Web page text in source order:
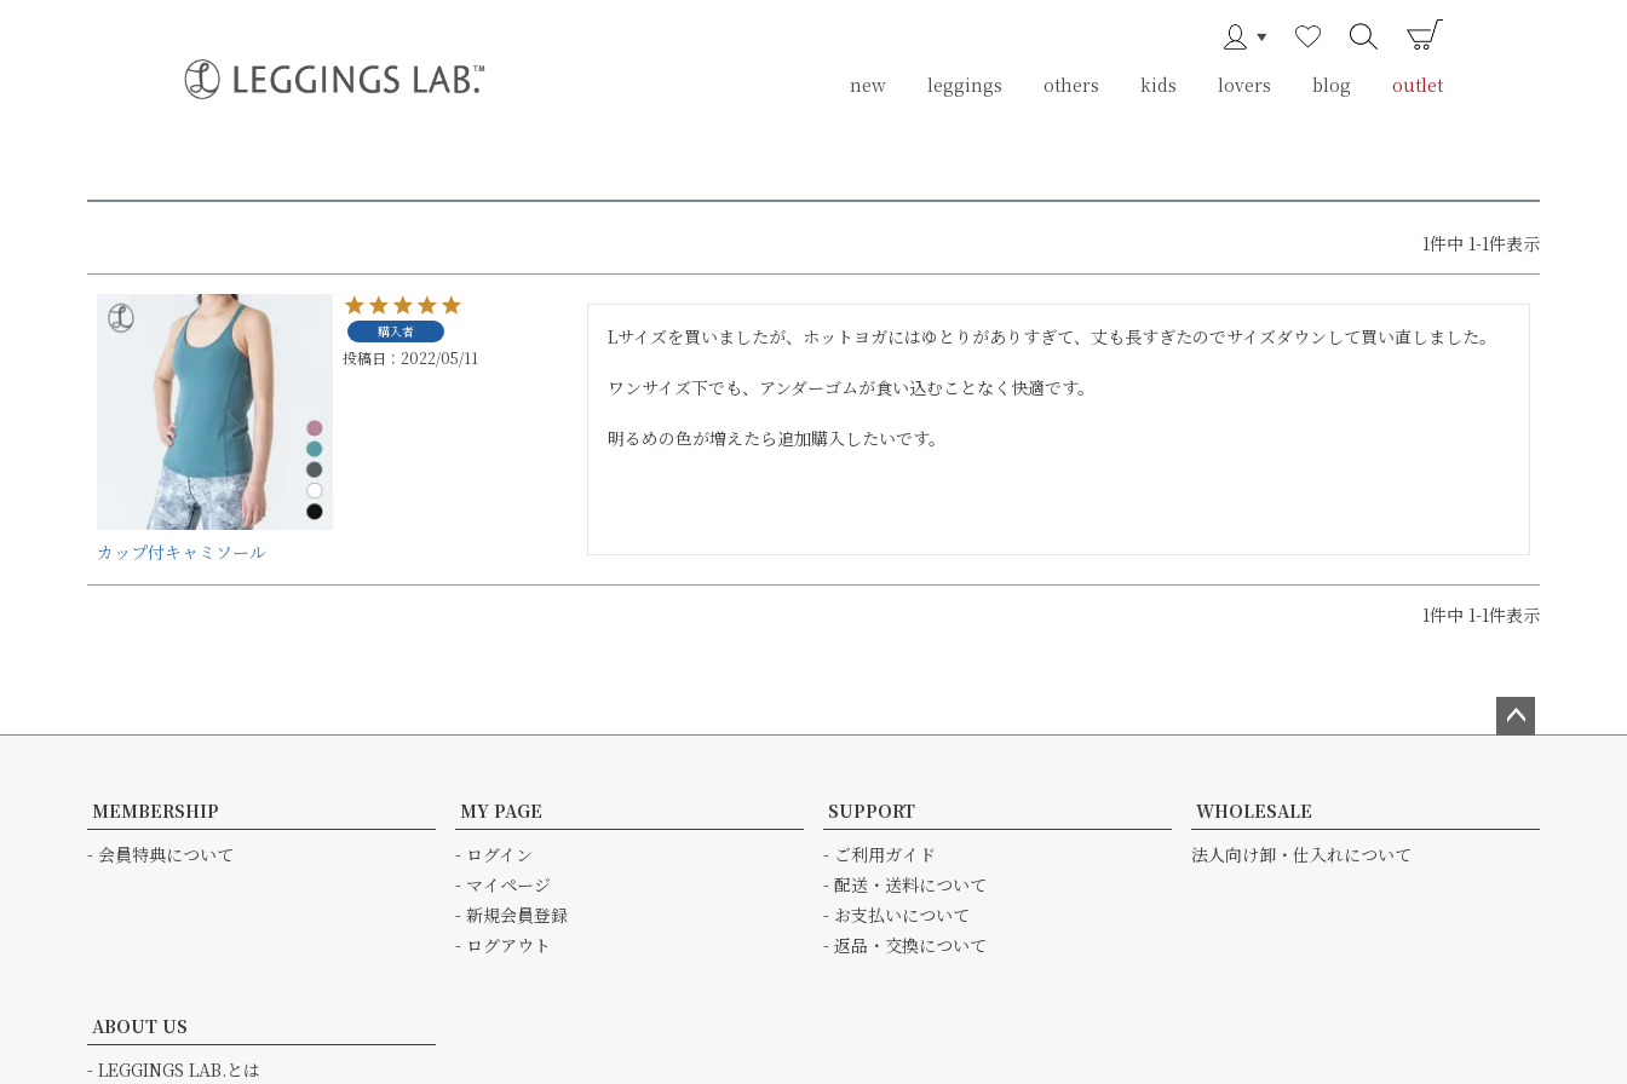
new leggings others kids lovers blog outlet
new leggings others kids lovers blog outlet
1件中 1-1件表示
カップ付キャミソール
購入者
投稿日 2022/05/11
Lサイズを買いましたが、ホットヨガにはゆとりがありすぎて、丈も長すぎたのでサイズダウンして買い直しました。
ワンサイズ下でも、アンダーゴムが食い込むことなく快適です。
明るめの色が増えたら追加購入したいです。
1件中 1-1件表示
へ
MEMBERSHIP
- 会員特典について
MY PAGE
- ログイン
- マイページ
- 新規会員登録
- ログアウト
SUPPORT
- ご利用ガイド
- 配送・送料について
- お支払いについて
- 返品・交換について
WHOLESALE
法人向け卸・仕入れについて
ABOUT US
- LEGGINGS LAB.とは